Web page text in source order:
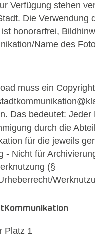
Verfügung stehen
Die Verwendung
honorarfrei,
Name des
muss ein
Das bedeutet: Jeder
durch die
für die jeweils
- Nicht für
(§
Platz 1